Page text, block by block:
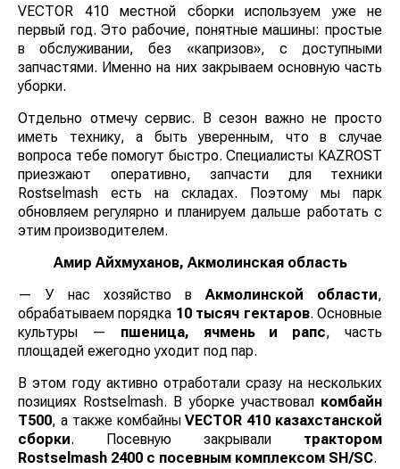
VECTOR 410 местной сборки используем уже не
первый год. Это рабочие, понятные машины: простые
в обслуживании, без «капризов», с доступными
запчастями. Именно на них закрываем основную часть
уборки.
Отдельно отмечу сервис. В сезон важно не просто
иметь технику, а быть уверенным, что в случае
вопроса тебе помогут быстро. Специалисты KAZROST
приезжают оперативно, запчасти для техники
Rostselmash есть на складах. Поэтому мы парк
обновляем регулярно и планируем дальше работать с
этим производителем.
Амир Айхмуханов, Акмолинская область
— У нас хозяйство в Акмолинской области,
обрабатываем порядка 10 тысяч гектаров. Основные
культуры — пшеница, ячмень и рапс, часть
площадей ежегодно уходит под пар.
В этом году активно отработали сразу на нескольких
позициях Rostselmash. В уборке участвовал комбайн
Т500, а также комбайныVECTOR 410 казахстанской
сборки. Посевную закрывали трактором
Rostselmash 2400 с посевным комплексом SH/SC.